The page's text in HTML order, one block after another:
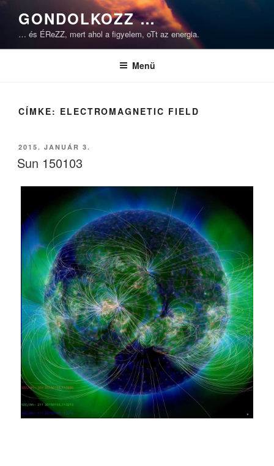
Tartalomhoz
GONDOLKOZZ …
… és ÉReZZ, mert ahol a figyelem, oTt az energia.
Menü
CÍMKE: ELECTROMAGNETIC FIELD
BEKÜLDVE:
2015. JANUÁR 3.
Sun 150103